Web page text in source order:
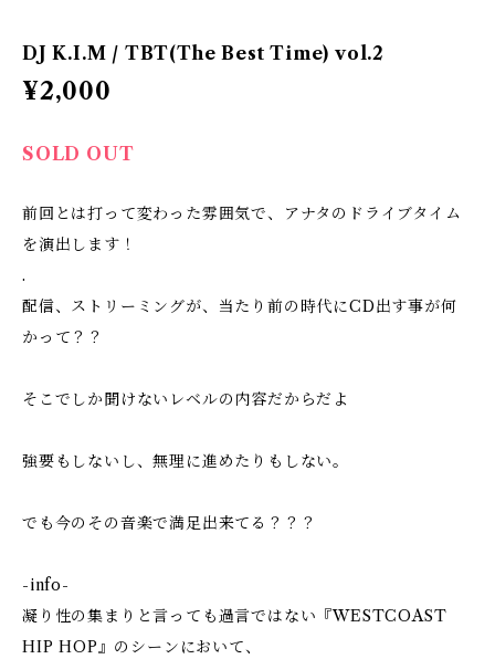
DJ K.I.M / TBT(The Best Time) vol.2
¥2,000
SOLD OUT
前回とは打って変わった雰囲気で、アナタのドライブタイム
を演出します！
.
配信、ストリーミングが、当たり前の時代にCD出す事が何
かって？？
そこでしか聞けないレベルの内容だからだよ
強要もしないし、無理に進めたりもしない。
でも今のその音楽で満足出来てる？？？
-info-
凝り性の集まりと言っても過言ではない『WESTCOAST
HIP HOP』のシーンにおいて、